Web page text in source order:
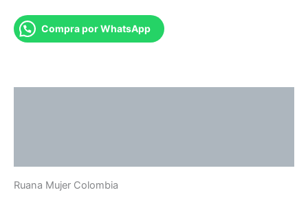
Compra por WhatsApp
Ruana Mujer Colombia